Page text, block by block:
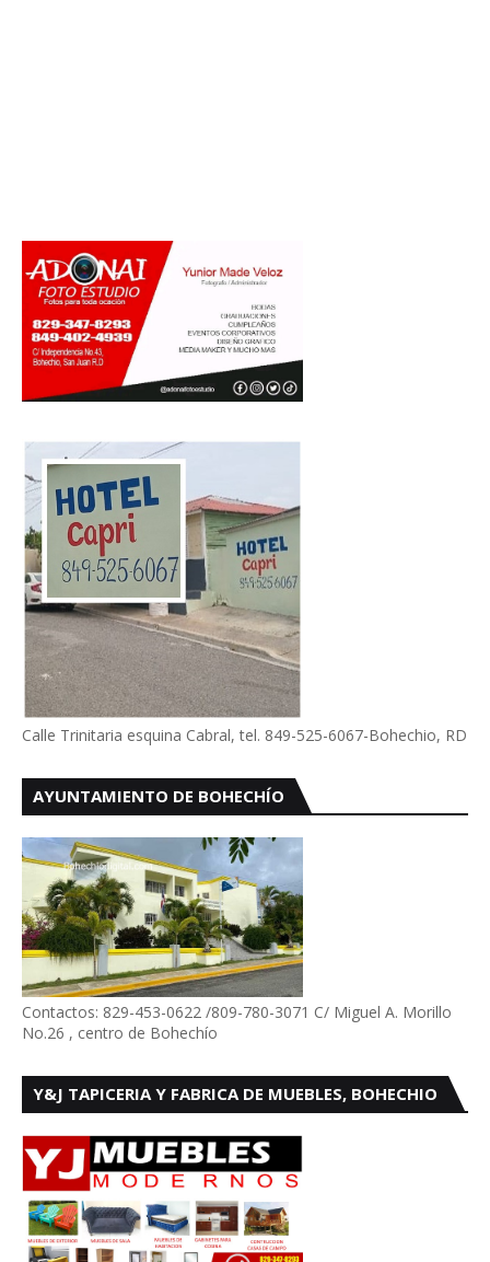
Calle Trinitaria esquina Cabral, tel. 849-525-6067-Bohechio, RD
AYUNTAMIENTO DE BOHECHÍO
Contactos: 829-453-0622 /809-780-3071 C/ Miguel A. Morillo
No.26 , centro de Bohechío
Y&J TAPICERIA Y FABRICA DE MUEBLES, BOHECHIO